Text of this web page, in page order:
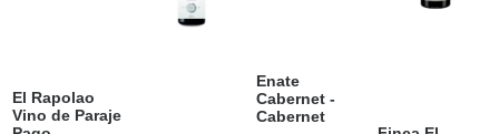
El Rapolao
Vino de Paraje
Enate
Cabernet -
Cabernet